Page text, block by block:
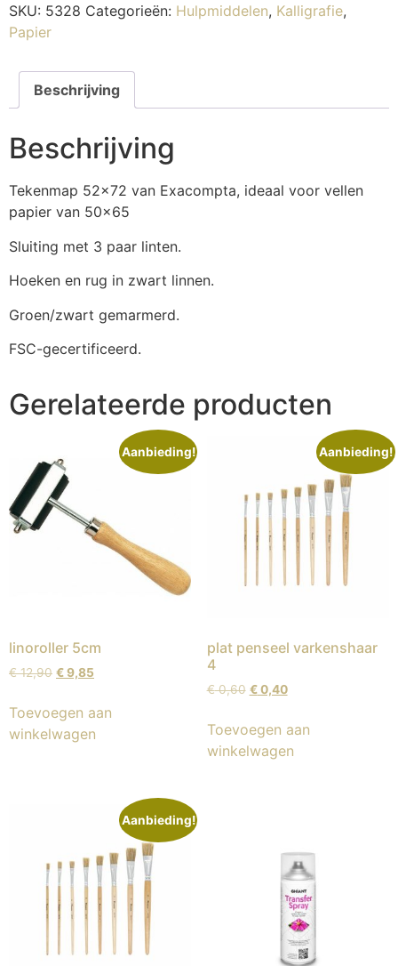
SKU: 5328 Categorieën: Hulpmiddelen, Kalligrafie,
Papier
Beschrijving
Beschrijving
Tekenmap 52×72 van Exacompta, ideaal voor vellen
papier van 50×65
Sluiting met 3 paar linten.
Hoeken en rug in zwart linnen.
Groen/zwart gemarmerd.
FSC-gecertificeerd.
Gerelateerde producten
Aanbieding!
linoroller 5cm
€12,90 €9,85
Toevoegen aan
winkelwagen
Aanbieding!
plat penseel varkenshaar
4
€0,60 €0,40
Toevoegen aan
winkelwagen
Aanbieding!